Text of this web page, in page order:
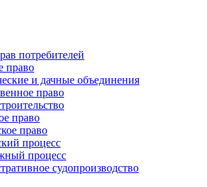
потребителей
право
и дачные объединения
право
право
право
процесс
процесс
судопроизводство